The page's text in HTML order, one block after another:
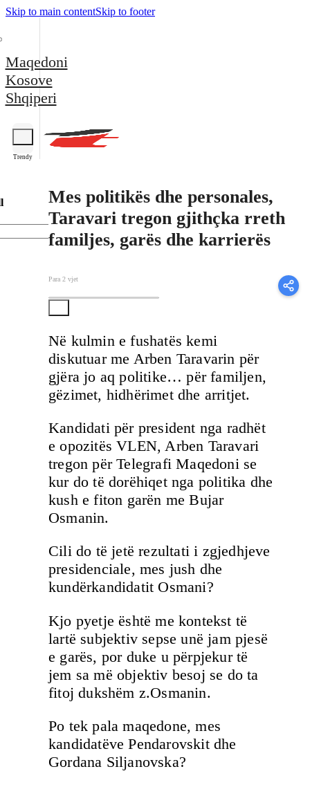
Skip to main contentSkip to footer
Maqedoni
Kosove
Shqiperi
Trendy
Mes politikës dhe personales,
Taravari tregon gjithçka rreth
familjes, garës dhe karrierës
Para 2 vjet
Në kulmin e fushatës kemi
diskutuar me Arben Taravarin për
gjëra jo aq politike… për familjen,
gëzimet, hidhërimet dhe arritjet.
Kandidati për president nga radhët
e opozitës VLEN, Arben Taravari
tregon për Telegrafi Maqedoni se
kur do të dorëhiqet nga politika dhe
kush e fiton garën me Bujar
Osmanin.
Cili do të jetë rezultati i zgjedhjeve
presidenciale, mes jush dhe
kundërkandidatit Osmani?
Kjo pyetje është me kontekst të
lartë subjektiv sepse unë jam pjesë
e garës, por duke u përpjekur të
jem sa më objektiv besoj se do ta
fitoj dukshëm z.Osmanin.
Po tek pala maqedone, mes
kandidatëve Pendarovskit dhe
Gordana Siljanovska?